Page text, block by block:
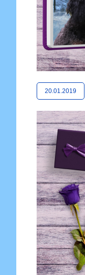
20.01.2019